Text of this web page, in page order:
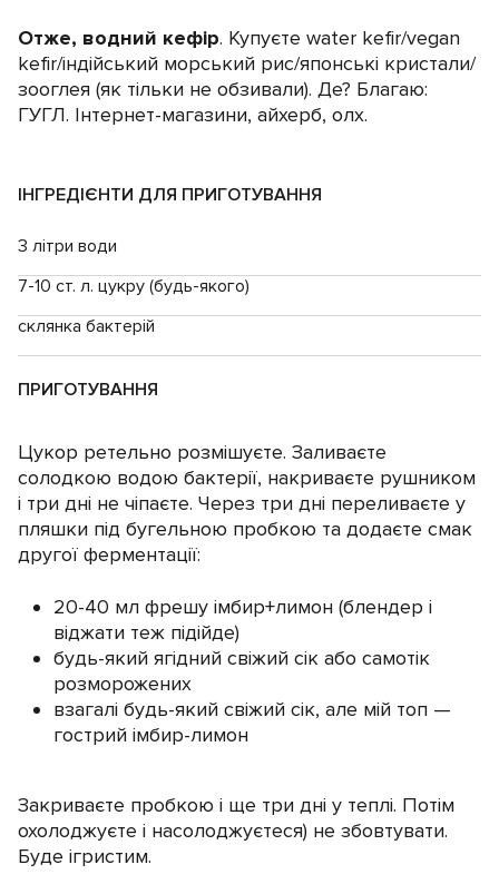
Отже, водний кефір. Купуєте water kefir/vegan
kefir/індійський морський рис/японські кристали/
зооглея (як тільки не обзивали). Де? Благаю:
ГУГЛ. Інтернет-магазини, айхерб, олх.
ІНГРЕДІЄНТИ ДЛЯ ПРИГОТУВАННЯ
3 літри води
7-10 ст. л. цукру (будь-якого)
склянка бактерій
ПРИГОТУВАННЯ
Цукор ретельно розмішуєте. Заливаєте
солодкою водою бактерії, накриваєте рушником
і три дні не чіпаєте. Через три дні переливаєте у
пляшки під бугельною пробкою та додаєте смак
другої ферментації:
20-40 мл фрешу імбир+лимон (блендер і
віджати теж підійде)
будь-який ягідний свіжий сік або самотік
розморожених
взагалі будь-який свіжий сік, але мій топ —
гострий імбир-лимон
Закриваєте пробкою і ще три дні у теплі. Потім
охолоджуєте і насолоджуєтеся) не збовтувати.
Буде ігристим.